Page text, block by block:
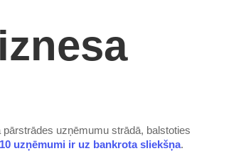
uzņēmumu strādā, balstoties
10 uzņēmumi ir uz bankrota sliekšņa.